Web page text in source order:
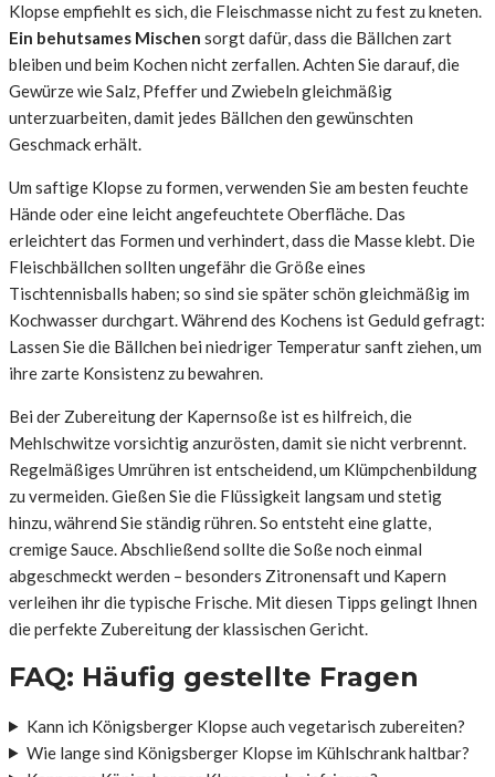
Klopse empfiehlt es sich, die Fleischmasse nicht zu fest zu kneten.
Ein behutsames Mischen sorgt dafür, dass die Bällchen zart
bleiben und beim Kochen nicht zerfallen. Achten Sie darauf, die
Gewürze wie Salz, Pfeffer und Zwiebeln gleichmäßig
unterzuarbeiten, damit jedes Bällchen den gewünschten
Geschmack erhält.
Um saftige Klopse zu formen, verwenden Sie am besten feuchte
Hände oder eine leicht angefeuchtete Oberfläche. Das
erleichtert das Formen und verhindert, dass die Masse klebt. Die
Fleischbällchen sollten ungefähr die Größe eines
Tischtennisballs haben; so sind sie später schön gleichmäßig im
Kochwasser durchgart. Während des Kochens ist Geduld gefragt:
Lassen Sie die Bällchen bei niedriger Temperatur sanft ziehen, um
ihre zarte Konsistenz zu bewahren.
Bei der Zubereitung der Kapernsoße ist es hilfreich, die
Mehlschwitze vorsichtig anzurösten, damit sie nicht verbrennt.
Regelmäßiges Umrühren ist entscheidend, um Klümpchenbildung
zu vermeiden. Gießen Sie die Flüssigkeit langsam und stetig
hinzu, während Sie ständig rühren. So entsteht eine glatte,
cremige Sauce. Abschließend sollte die Soße noch einmal
abgeschmeckt werden – besonders Zitronensaft und Kapern
verleihen ihr die typische Frische. Mit diesen Tipps gelingt Ihnen
die perfekte Zubereitung der klassischen Gericht.
FAQ: Häufig gestellte Fragen
Kann ich Königsberger Klopse auch vegetarisch zubereiten?
Wie lange sind Königsberger Klopse im Kühlschrank haltbar?